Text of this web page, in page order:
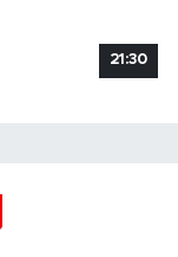
21:30